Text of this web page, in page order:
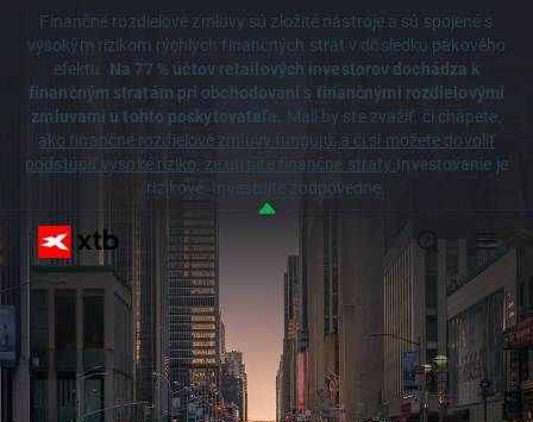
Finančné rozdielové zmluvy sú zložité nástroje a sú spojené s
vysokým rizikom rýchlych finančných strát v dôsledku pákového
efektu. Na 77 % účtov retailových investorov dochádza k
finančným stratám pri obchodovaní s finančnými rozdielovými
zmluvami u tohto poskytovateľa. Mali by ste zvážiť, či chápete,
ako finančné rozdielové zmluvy fungujú, a či si môžete dovoliť
podstúpiť vysoké riziko, že utrpíte finančné straty.Investovanie je
rizikové. Investujte zodpovedne.